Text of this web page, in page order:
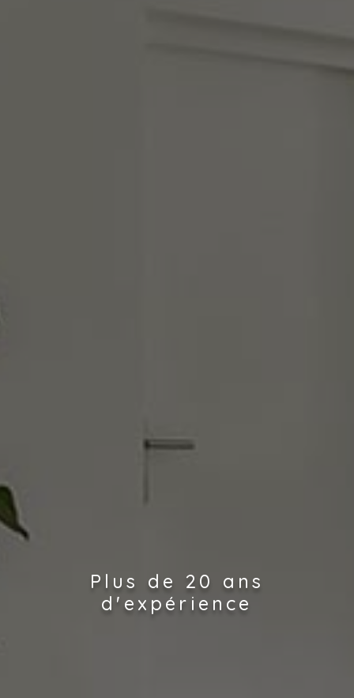
Plus de 20 ans
d'expérience